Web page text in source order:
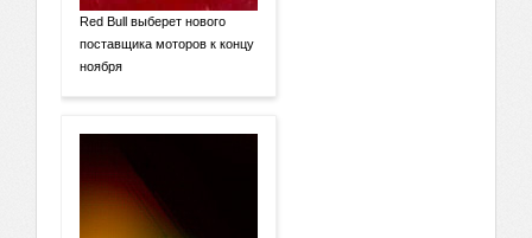
Red Bull выберет нового
поставщика моторов к концу
ноября